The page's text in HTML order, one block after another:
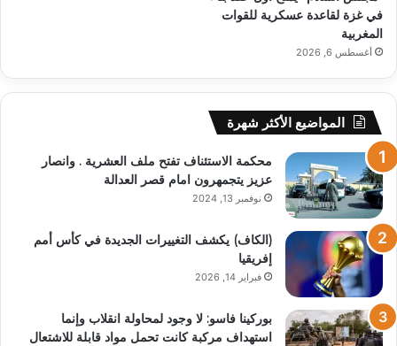
في غزة لقاعدة عسكرية للقوات
المغربية
أغسطس 6, 2026
المواضيع الأكثر شهرة
محكمة الاستئناف تفتح ملف العشرية . وانصار
عزيز يتجمهرون امام قصر العدالة
نوفمبر 13, 2024
(الكاف) يكشف التغييرات الجديدة في كأس أمم
إفريقيا
فبراير 14, 2026
بوركينا فاسو: لا وجود لمحاولة انقلاب وإنما
استهداف مركبة كانت تحمل مواد قابلة للاشتعال